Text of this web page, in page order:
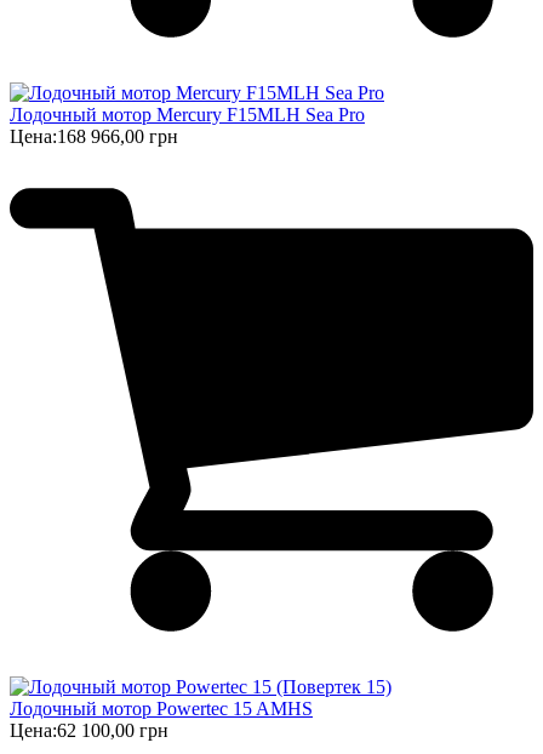
Лодочный мотор Mercury F15MLH Sea Pro
Цена:168 966,00 грн
Лодочный мотор Powertec 15 AMHS
Цена:62 100,00 грн